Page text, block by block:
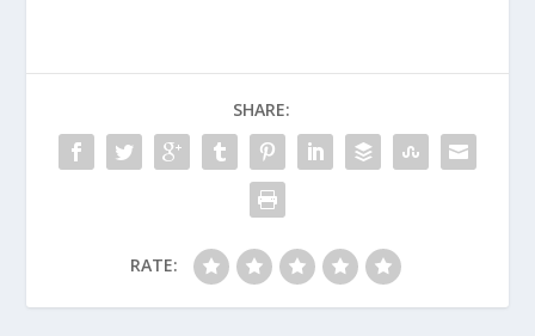
SHARE:
RATE: